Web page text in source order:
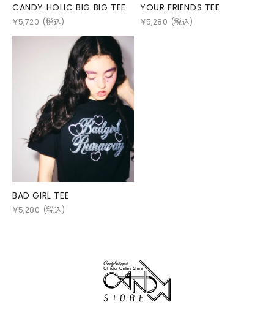
CANDY HOLIC BIG BIG TEE
￥5,720 (税込)
YOUR FRIENDS TEE
￥5,280 (税込)
BAD GIRL TEE
￥5,280 (税込)